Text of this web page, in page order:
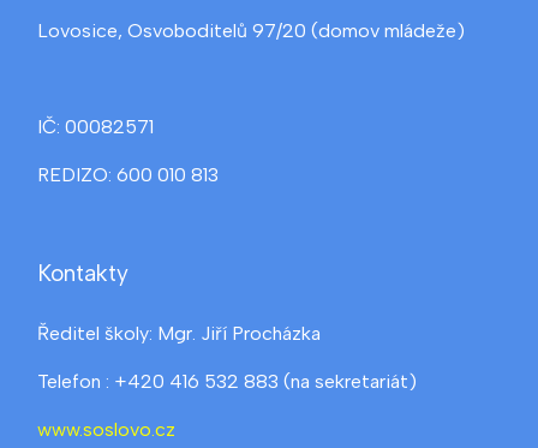
Lovosice, Osvoboditelů 97/20 (domov mládeže)
IČ: 00082571
REDIZO: 600 010 813
Kontakty
Ředitel školy: Mgr. Jiří Procházka
Telefon : +420 416 532 883 (na sekretariát)
www.soslovo.cz